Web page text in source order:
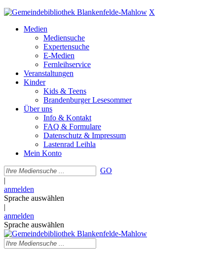
X
Medien
Mediensuche
Expertensuche
E-Medien
Fernleihservice
Veranstaltungen
Kinder
Kids & Teens
Brandenburger Lesesommer
Über uns
Info & Kontakt
FAQ & Formulare
Datenschutz & Impressum
Lastenrad Leihla
Mein Konto
GO
|
anmelden
Sprache auswählen
|
anmelden
Sprache auswählen